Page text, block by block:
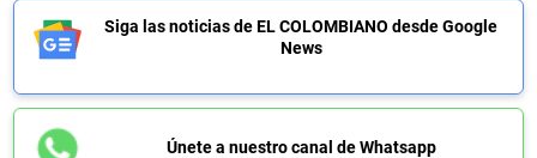
Siga las noticias de EL COLOMBIANO desde Google
News
Únete a nuestro canal de Whatsapp